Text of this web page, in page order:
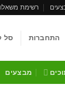
רשימת
התחברות סל
מבצעים